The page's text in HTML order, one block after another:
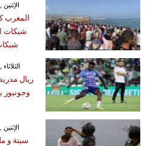
GMT 03:35 2026 الإثنين ,03 آب / أغسطس
المغرب
شبكات
GMT 08:52 2026 الثلاثاء ,04 آب / أغسطس
ريال
وجونيور يتمسك
GMT 03:45 2026 الإثنين ,03 آب / أغسطس
سبتة و